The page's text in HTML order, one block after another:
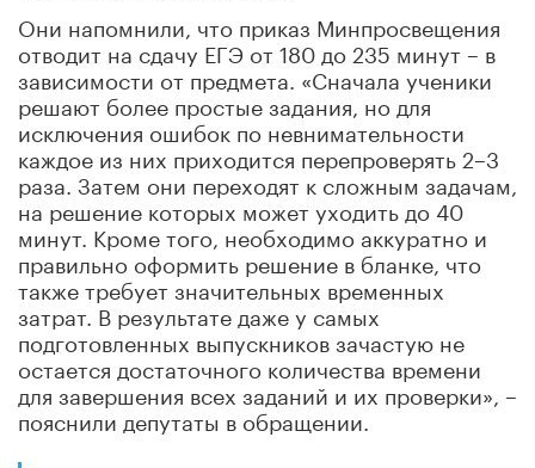
Они напомнили, что приказ Минпросвещения
отводит на сдачу ЕГЭ от 180 до 235 минут – в
зависимости от предмета. «Сначала ученики
решают более простые задания, но для
исключения ошибок по невнимательности
каждое из них приходится перепроверять 2–3
раза. Затем они переходят к сложным задачам,
на решение которых может уходить до 40
минут. Кроме того, необходимо аккуратно и
правильно оформить решение в бланке, что
также требует значительных временных
затрат. В результате даже у самых
подготовленных выпускников зачастую не
остается достаточного количества времени
для завершения всех заданий и их проверки», –
пояснили депутаты в обращении.